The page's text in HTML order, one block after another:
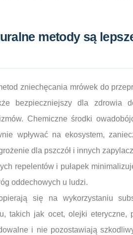
metody są
zniechęcania mrówek do
bezpieczniejszy dla zdrowia
Chemiczne środki
wpływać na ekosystem,
dla pszczół i innych
repelentów i pułapek
oddechowych u ludzi.
się na wykorzystaniu
takich jak ocet, olejki eteryczne,
i nie pozostawiają